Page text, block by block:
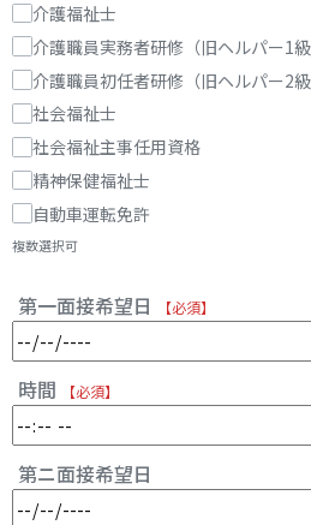
介護福祉士
介護職員実務者研修（旧ヘルパー1級
介護職員初任者研修（旧ヘルパー2級
社会福祉士
社会福祉主事任用資格
精神保健福祉士
自動車運転免許
複数選択可
第一面接希望日 【必須】
時間 【必須】
第ニ面接希望日